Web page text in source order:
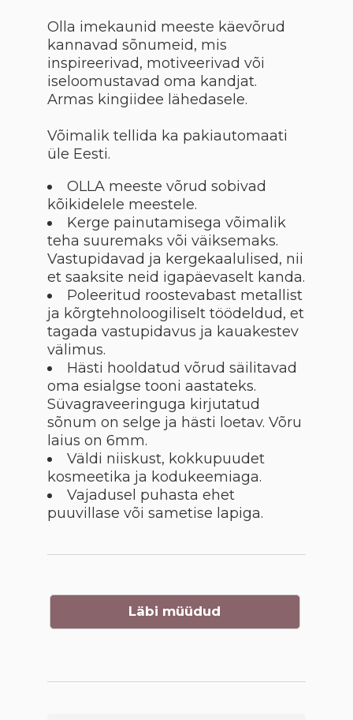
Olla imekaunid meeste käevõrud
kannavad sõnumeid, mis
inspireerivad, motiveerivad või
iseloomustavad oma kandjat.
Armas kingiidee lähedasele.
Võimalik tellida ka pakiautomaati
üle Eesti.
OLLA meeste võrud sobivad
kõikidelele meestele.
Kerge painutamisega võimalik
teha suuremaks või väiksemaks.
Vastupidavad ja kergekaalulised, nii
et saaksite neid igapäevaselt kanda.
Poleeritud roostevabast metallist
ja kõrgtehnoloogiliselt töödeldud, et
tagada vastupidavus ja kauakestev
välimus.
Hästi hooldatud võrud säilitavad
oma esialgse tooni aastateks.
Süvagraveeringuga kirjutatud
sõnum on selge ja hästi loetav. Võru
laius on 6mm.
Väldi niiskust, kokkupuudet
kosmeetika ja kodukeemiaga.
Vajadusel puhasta ehet
puuvillase või sametise lapiga.
Läbi müüdud